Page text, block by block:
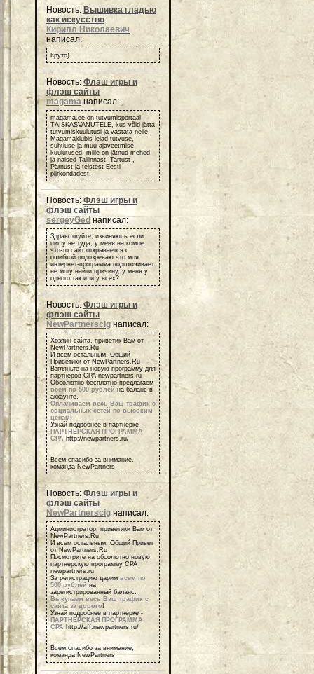
Новость: Вышивка гладью
как искусство
Кирилл Николаевич
написал:
Круто)
Новость: Флэш игры и
флэш сайты
magama написал:
magama.ee on tutvumisportaal
TÄISKASVANUTELE, kus võid jätta
tutvumiskuulutusi ja vastata neile.
Magamaklubis leiad tutvuse,
suhtluse ja muu ajaveetmise
kuulutused, mille on jätnud mehed
ja naised Tallinnast, Tartust ,
Pärnust ja teistest Eesti
piirkondadest.
Новость:Флэш игры и
флэш сайты
sergeyGed написал:
Здравствуйте, извиняюсь если
пишу не туда, у меня на компе
что-то сайт открывается с
ошибкой подозреваю что моя
интернет-программа подглючивает
не могу найти причину, у меня у
одного так или у всех?
Новость: Флэш игры и
флэш сайты
NewPartnerscig написал:
Хозяин сайта, приветик Вам от
NewPartners.Ru
И всем остальным, Общий
Приветики от NewPartners.Ru
Взгляньте на новую программу для
партнеров СРА newpartners.ru
Обсолютно бесплатно предлагаем
всем по 500 рублей на баланс в
аккаунте.
Оплачиваем весь Ваш трафик с
социальных сетей по высоким
ценам!
Узнай подробнее в партнерке -
ПАРТНЕРСКАЯ ПРОГРАММА
СРА http://newpartners.ru/
Всем спасибо за внимание,
команда NewPartners
Новость: Флэш игры и
флэш сайты
NewPartnerscigнаписал:
Администратор, приветики Вам от
NewPartners.Ru
И всем остальным, Общий Привет
от NewPartners.Ru
Посмотрите на обсолютно новую
партнерскую программу СРА
newpartners.ru
За регистрацию дарим всем по
500 рублей на
зарегистрированный баланс.
Выкупаем весь Ваш трафик с
сайта за дорого!
Узнай подробнее в партнерке -
ПАРТНЕРСКАЯ ПРОГРАММА
СРА http://aff.newpartners.ru/
Всем спасибо за внимание,
команда NewPartners